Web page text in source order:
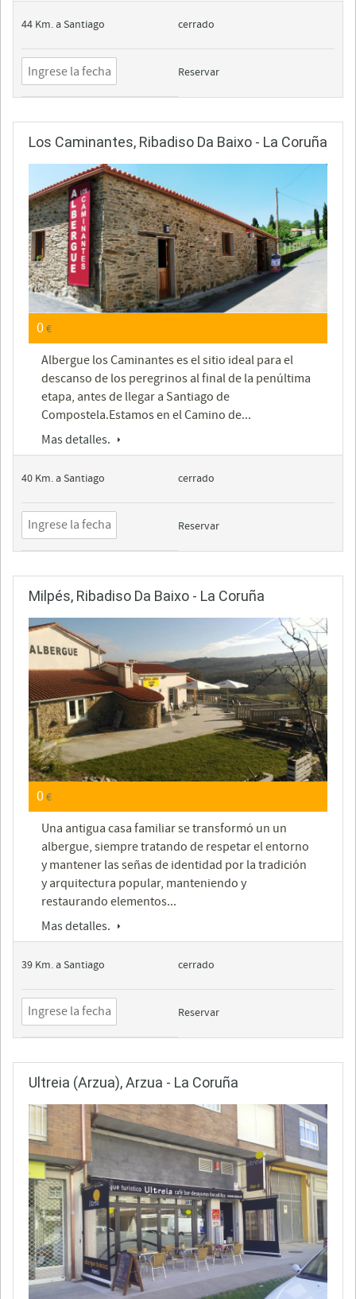
44 Km. a Santiago cerrado
Reservar
Los Caminantes, Ribadiso Da Baixo - La Coruña
0€
Albergue los Caminantes es el sitio ideal para el
descanso de los peregrinos al final de la penúltima
etapa, antes de llegar a Santiago de
Compostela.Estamos en el Camino de...
Mas detalles.
40 Km. a Santiago cerrado
Reservar
Milpés, Ribadiso Da Baixo - La Coruña
0€
Una antigua casa familiar se transformó un un
albergue, siempre tratando de respetar el entorno
y mantener las señas de identidad por la tradición
y arquitectura popular, manteniendo y
restaurando elementos...
Mas detalles.
39 Km. a Santiago cerrado
Reservar
Ultreia (Arzua), Arzua - La Coruña